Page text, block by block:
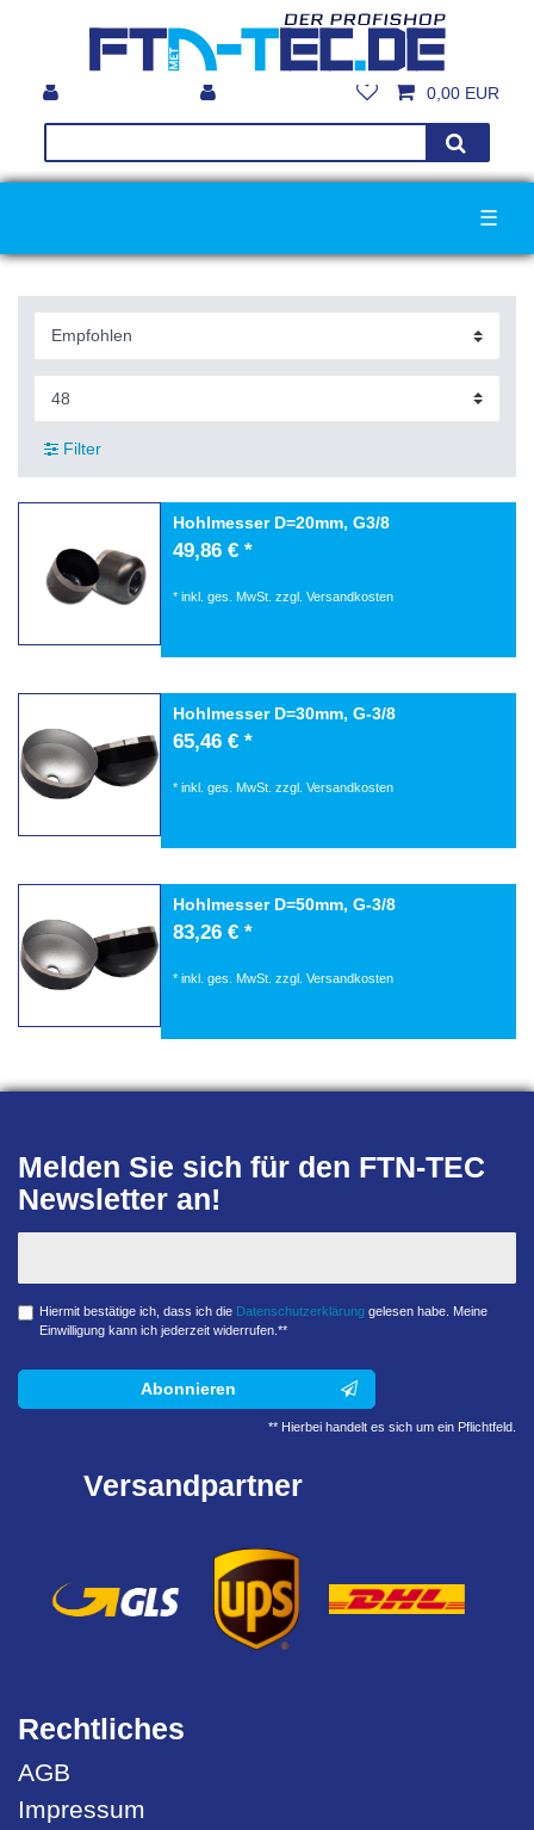
0,00 EUR
☰
Filter
Hohlmesser D=20mm, G3/8
49,86 € *
* inkl. ges. MwSt. zzgl. Versandkosten
Hohlmesser D=30mm, G-3/8
65,46 € *
* inkl. ges. MwSt. zzgl. Versandkosten
Hohlmesser D=50mm, G-3/8
83,26 € *
* inkl. ges. MwSt. zzgl. Versandkosten
Melden Sie sich für den FTN-TEC
Newsletter an!
Hiermit bestätige ich, dass ich die Daten­schutz­erklärunggelesen habe. Meine
Einwilligung kann ich jederzeit widerrufen.**
Abonnieren
** Hierbei handelt es sich um ein Pflichtfeld.
Versandpartner
Rechtliches
AGB
Impressum